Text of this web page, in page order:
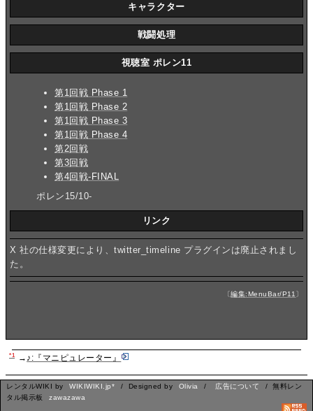
キャラクター
戦闘処理
視聴室 ポレン11
第1回戦 Phase 1
第1回戦 Phase 2
第1回戦 Phase 3
第1回戦 Phase 4
第2回戦
第3回戦
第4回戦-FINAL
ポレン15/10-
リンク
X 社の仕様変更により、twitter_timeline プラグインは廃止されまし
た。
〔編集:MenuBar/P11 〕
*1 → ♪:『マニピュレーター』
レンタルWIKI by WIKIWIKI.jp* / Designed by Olivia / 広告について
/ 無料レン
タル掲示板
zawazawa